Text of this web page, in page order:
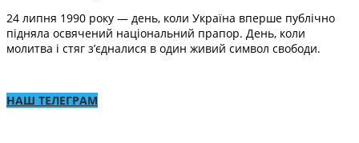
24 липня 1990 року — день, коли Україна вперше публічно
підняла освячений національний прапор. День, коли
молитва і стяг зʼєдналися в один живий символ свободи.
НАШ ТЕЛЕГРАМ